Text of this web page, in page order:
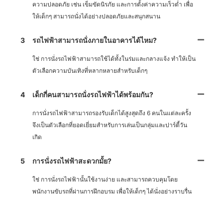
ความปลอดภัย เช่น เข็มขัดนิรภัย และการตั้งค่าความเร็วต่ำ เพื่อ
ให้เด็กๆ สามารถนั่งได้อย่างปลอดภัยและสนุกสนาน
3 รถไฟฟ้าสามารถนั่งภายในอาคารได้ไหม?
ใช่ การนั่งรถไฟฟ้าสามารถใช้ได้ทั้งในร่มและกลางแจ้ง ทำให้เป็น
ตัวเลือกความบันเทิงที่หลากหลายสำหรับเด็กๆ
4 เด็กกี่คนสามารถนั่งรถไฟฟ้าได้พร้อมกัน?
การนั่งรถไฟฟ้าสามารถรองรับเด็กได้สูงสุดถึง 6 คนในแต่ละครั้ง
จึงเป็นตัวเลือกที่ยอดเยี่ยมสำหรับการเล่นเป็นกลุ่มและปาร์ตี้วัน
เกิด
5 การนั่งรถไฟฟ้าสะดวกมั้ย?
ใช่ การนั่งรถไฟฟ้านั้นใช้งานง่าย และสามารถควบคุมโดย
พนักงานขับรถที่ผ่านการฝึกอบรม เพื่อให้เด็กๆ ได้นั่งอย่างราบรื่น